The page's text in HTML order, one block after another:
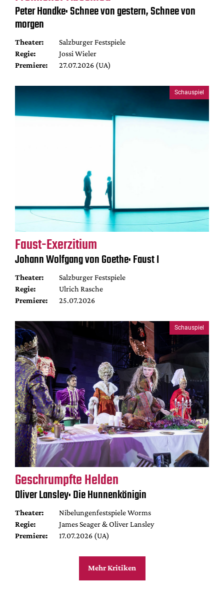
Peter Handke: Schnee von gestern, Schnee von
morgen
Theater:
Salzburger Festspiele
Regie:
Jossi Wieler
Premiere:
27.07.2026 (UA)
Schauspiel
Faust-Exerzitium
Johann Wolfgang von Goethe: Faust I
Theater:
Salzburger Festspiele
Regie:
Ulrich Rasche
Premiere:
25.07.2026
Schauspiel
Geschrumpfte Helden
Oliver Lansley: Die Hunnenkönigin
Theater:
Nibelungenfestspiele Worms
Regie:
James Seager & Oliver Lansley
Premiere:
17.07.2026 (UA)
Mehr Kritiken